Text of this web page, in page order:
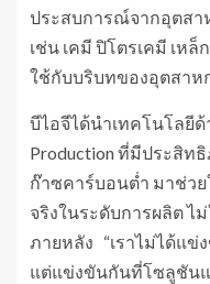
ประสบการณ์จากอุตสา
เช่น เคมี ปิโตรเคมี เห
ใช้กับบริบทของอุตสาห
บีไอจีได้นำเทคโนโลยีด้
Production ที่มีประสิท
ก๊าซคาร์บอนต่ำ มาช่ว
จริงในระดับการผลิต ไ
ภายหลัง “เราไม่ได้แ
แต่แข่งขันกันที่โซลูชัน